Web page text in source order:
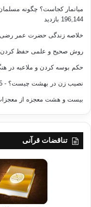
زبیدی ص149) لازمه
پیامبران مبهوت خیال و توهم شده
از مقام نبوت بالاتر می رود.»
نسبت دادن ‘گمراهی و گمراه
فلسفه یونانی و انتساب او به
نبود، بلکه بعضی پیروان تشیع
چنانکه حسن بن موسی نوبختی
تمنطق، تزندق» «هرکس منطق
حتي‌ شخصیتی چون‌ اقبال‌
میانمار کجاست؟ چگونه
196,144 بازدید
خلاصه زندگی حضرت عمر رضی
روش صحیح و علمی حفظ کردن
حکم بوسه کردن و ملاعبه در
نصیب زن در بهشت چیست؟ - 152,965 بازدید
بیست و هشت معجزه از
تناقضات قرآنی